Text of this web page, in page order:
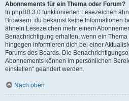
Abonnements für ein Thema oder Forum?
In phpBB 3.0 funktionierten Lesezeichen
Browsern: du bekamst keine Informationen
ähneln Lesezeichen mehr einem
Benachrichtigung erhalten, wenn ein
hingegen informieren dich bei einer
Forums des Boards. Die
Abonnements können im persönlichen
einstellen“ geändert werden.
Nach oben